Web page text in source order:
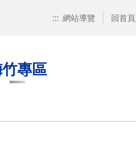
::: 網站導覽 回首頁
專區